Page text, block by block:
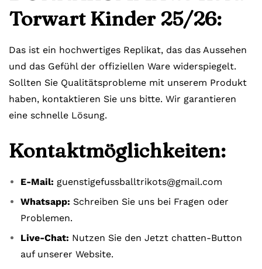
Torwart Kinder 25/26:
Das ist ein hochwertiges Replikat, das das Aussehen
und das Gefühl der offiziellen Ware widerspiegelt.
Sollten Sie Qualitätsprobleme mit unserem Produkt
haben, kontaktieren Sie uns bitte. Wir garantieren
eine schnelle Lösung.
Kontaktmöglichkeiten:
E-Mail: guenstigefussballtrikots@gmail.com
Whatsapp: Schreiben Sie uns bei Fragen oder
Problemen.
Live-Chat: Nutzen Sie den Jetzt chatten-Button
auf unserer Website.